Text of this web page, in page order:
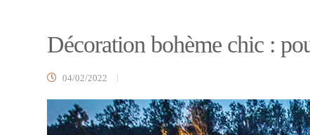
Décoration bohème chic :
04/02/2022